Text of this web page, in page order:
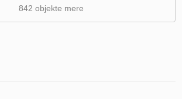
842 objekte mere